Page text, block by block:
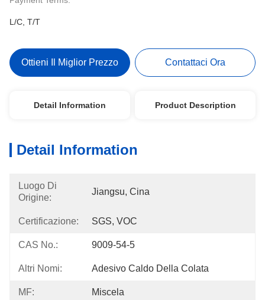
L/C, T/T
Ottieni Il Miglior Prezzo Contattaci Ora
Detail Information Product Description
Detail Information
Luogo Di
Origine:
Jiangsu, Cina
Certificazione: SGS, VOC
CAS No.: 9009-54-5
Altri Nomi: Adesivo Caldo Della Colata
MF: Miscela